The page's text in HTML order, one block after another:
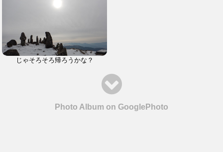
じゃそろそろ帰ろうかな？
Photo Album on GooglePhoto